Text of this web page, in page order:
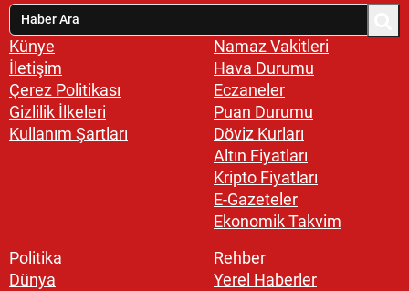
Künye
İletişim
Çerez Politikası
Gizlilik İlkeleri
Kullanım Şartları
Namaz Vakitleri
Hava Durumu
Eczaneler
Puan Durumu
Döviz Kurları
Altın Fiyatları
Kripto Fiyatları
E-Gazeteler
Ekonomik Takvim
Politika
Dünya
Rehber
Yerel Haberler